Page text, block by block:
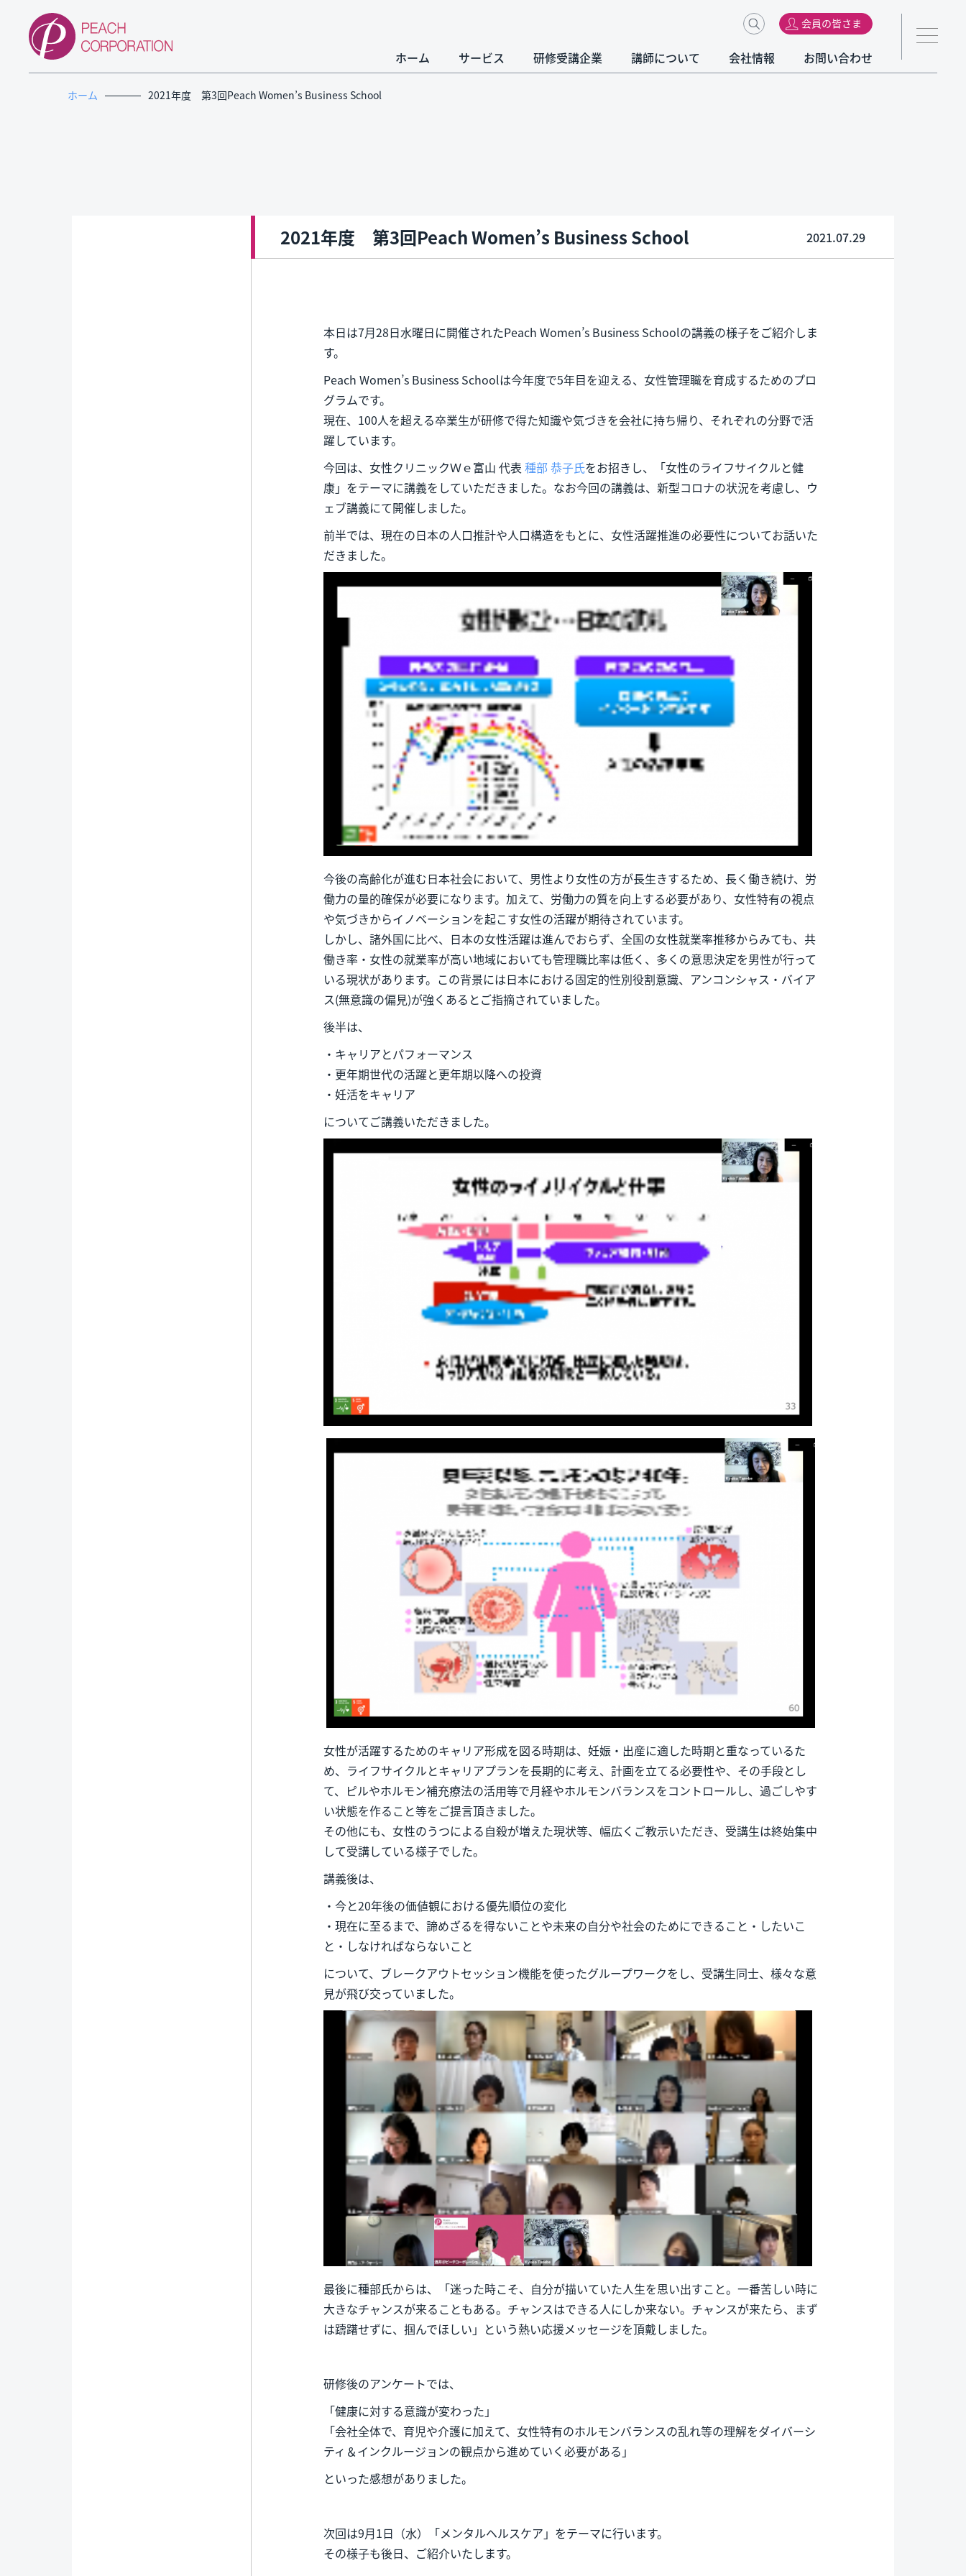
会員の皆さま
ホーム サービス 研修受講企業 講師について 会社情報 お問い合わせ
ホーム 2021年度 第3回Peach Women’s Business School
2021年度 第3回Peach Women’s Business School 2021.07.29
本日は7月28日水曜日に開催されたPeach Women’s Business Schoolの講義の様子をご紹介しま
す。
Peach Women’s Business Schoolは今年度で5年目を迎える、女性管理職を育成するためのプロ
グラムです。
現在、100人を超える卒業生が研修で得た知識や気づきを会社に持ち帰り、それぞれの分野で活
躍しています。
今回は、女性クリニックＷｅ富山 代表 種部 恭子氏をお招きし、「女性のライフサイクルと健
康」をテーマに講義をしていただきました。なお今回の講義は、新型コロナの状況を考慮し、ウ
ェブ講義にて開催しました。
前半では、現在の日本の人口推計や人口構造をもとに、女性活躍推進の必要性についてお話いた
だきました。
今後の高齢化が進む日本社会において、男性より女性の方が長生きするため、長く働き続け、労
働力の量的確保が必要になります。加えて、労働力の質を向上する必要があり、女性特有の視点
や気づきからイノベーションを起こす女性の活躍が期待されています。
しかし、諸外国に比べ、日本の女性活躍は進んでおらず、全国の女性就業率推移からみても、共
働き率・女性の就業率が高い地域においても管理職比率は低く、多くの意思決定を男性が行って
いる現状があります。この背景には日本における固定的性別役割意識、アンコンシャス・バイア
ス(無意識の偏見)が強くあるとご指摘されていました。
後半は、
・キャリアとパフォーマンス
・更年期世代の活躍と更年期以降への投資
・妊活をキャリア
についてご講義いただきました。
女性が活躍するためのキャリア形成を図る時期は、妊娠・出産に適した時期と重なっているた
め、ライフサイクルとキャリアプランを長期的に考え、計画を立てる必要性や、その手段とし
て、ピルやホルモン補充療法の活用等で月経やホルモンバランスをコントロールし、過ごしやす
い状態を作ること等をご提言頂きました。
その他にも、女性のうつによる自殺が増えた現状等、幅広くご教示いただき、受講生は終始集中
して受講している様子でした。
講義後は、
・今と20年後の価値観における優先順位の変化
・現在に至るまで、諦めざるを得ないことや未来の自分や社会のためにできること・したいこ
と・しなければならないこと
について、ブレークアウトセッション機能を使ったグループワークをし、受講生同士、様々な意
見が飛び交っていました。
最後に種部氏からは、「迷った時こそ、自分が描いていた人生を思い出すこと。一番苦しい時に
大きなチャンスが来ることもある。チャンスはできる人にしか来ない。チャンスが来たら、まず
は躊躇せずに、掴んでほしい」という熱い応援メッセージを頂戴しました。
研修後のアンケートでは、
「健康に対する意識が変わった」
「会社全体で、育児や介護に加えて、女性特有のホルモンバランスの乱れ等の理解をダイバーシ
ティ＆インクルージョンの観点から進めていく必要がある」
といった感想がありました。
次回は9月1日（水）「メンタルヘルスケア」をテーマに行います。
その様子も後日、ご紹介いたします。